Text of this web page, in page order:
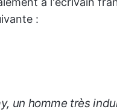
:
un homme très